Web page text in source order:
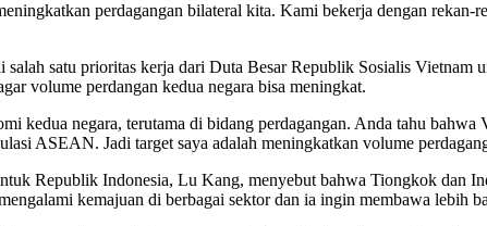
perdagangan bilateral kita. Kami bekerja dengan
salah satu prioritas kerja dari Duta Besar Republik Sosialis
volume perdangan kedua negara bisa meningkat.
kedua negara, terutama di bidang perdagangan. Anda tahu
ASEAN. Jadi target saya adalah meningkatkan volume
Republik Indonesia, Lu Kang, menyebut bahwa Tiongkok dan
kemajuan di berbagai sektor dan ia ingin membawa lebih